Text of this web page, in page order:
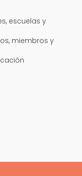
escuelas y
miembros y